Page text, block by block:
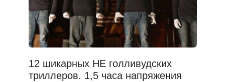
12 шикарных НЕ голливудских
триллеров. 1,5 часа напряжения